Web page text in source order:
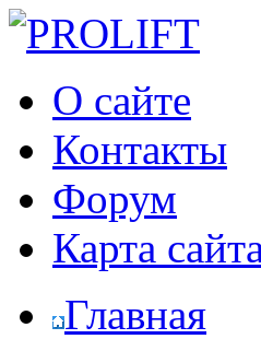
О сайте
Контакты
Форум
Карта
Главная